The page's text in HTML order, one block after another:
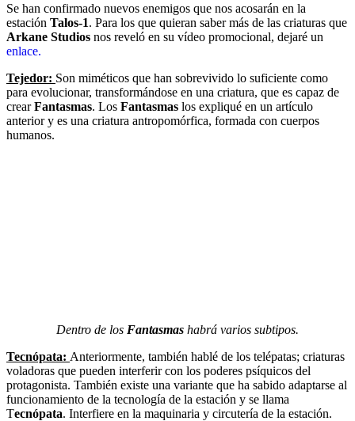
Se han confirmado nuevos enemigos que nos acosarán en la
estación Talos-1. Para los que quieran saber más de las criaturas que
Arkane Studios nos reveló en su vídeo promocional, dejaré un
enlace.
Tejedor: Son miméticos que han sobrevivido lo suficiente como
para evolucionar, transformándose en una criatura, que es capaz de
crearFantasmas. Los Fantasmas los expliqué en un artículo
anterior y es una criatura antropomórfica, formada con cuerpos
humanos.
Dentro de los Fantasmas habrá varios subtipos.
Tecnópata: Anteriormente, también hablé de los telépatas; criaturas
voladoras que pueden interferir con los poderes psíquicos del
protagonista. También existe una variante que ha sabido adaptarse al
funcionamiento de la tecnología de la estación y se llama
Tecnópata. Interfiere en la maquinaria y circutería de la estación.